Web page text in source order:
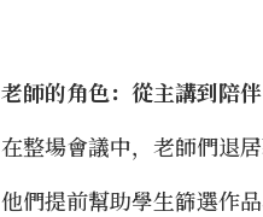
老師的角色：從主講到陪伴
在整場會議中，老師們退
他們提前幫助學生篩選作